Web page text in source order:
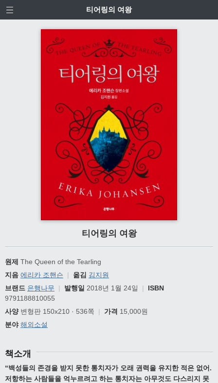
티어링의 여왕
티어링의 여왕
원제 The Queen of the Tearling
지음 에리카 조핸슨 | 옮김 김지원
브랜드 은행나무 | 발행일 2018년 1월 24일 |
ISBN
9791188810055
사양변형판 150x210 · 536쪽 | 가격 15,000원
분야 해외소설
책소개
“백성들의 존경을 받지 못한 통치자가 오래 권력을 유지한 적은 없어 .
저항하는 사람들을 억누르려고 하는 통치자는 아무것도 다스리지 못